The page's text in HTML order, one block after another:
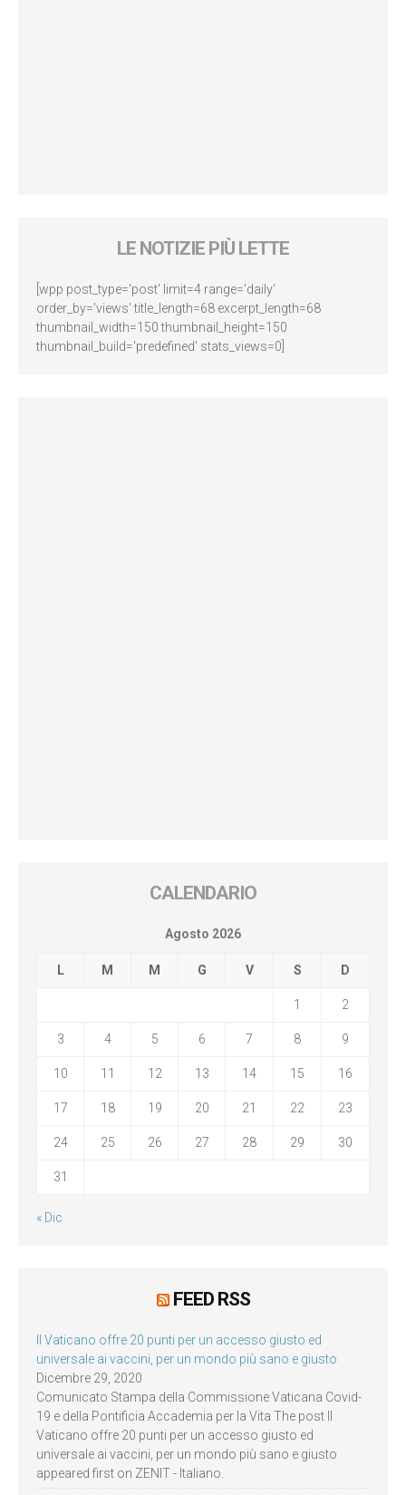
LE NOTIZIE PIÙ LETTE
[wpp post_type='post' limit=4 range='daily'
order_by='views' title_length=68 excerpt_length=68
thumbnail_width=150 thumbnail_height=150
thumbnail_build='predefined' stats_views=0]
CALENDARIO
Agosto 2026
L M M G V S D
1 2
3 4 5 6 7 8 9
10 11 12 13 14 15 16
17 18 19 20 21 22 23
24 25 26 27 28 29 30
31
« Dic
FEED RSS
Il Vaticano offre 20 punti per un accesso giusto ed
universale ai vaccini, per un mondo più sano e giusto
Dicembre 29, 2020
Comunicato Stampa della Commissione Vaticana Covid-
19 e della Pontificia Accademia per la Vita The post Il
Vaticano offre 20 punti per un accesso giusto ed
universale ai vaccini, per un mondo più sano e giusto
appeared first on ZENIT - Italiano.